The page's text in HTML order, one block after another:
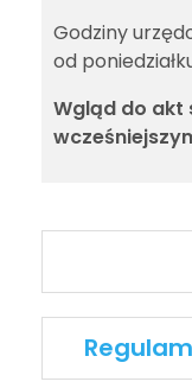
Godziny
od
Wgląd do akt